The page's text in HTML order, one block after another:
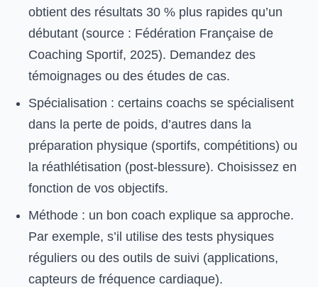
obtient des résultats 30 % plus rapides qu’un
débutant (source : Fédération Française de
Coaching Sportif, 2025). Demandez des
témoignages ou des études de cas.
Spécialisation : certains coachs se spécialisent
dans la perte de poids, d’autres dans la
préparation physique (sportifs, compétitions) ou
la réathlétisation (post-blessure). Choisissez en
fonction de vos objectifs.
Méthode : un bon coach explique sa approche.
Par exemple, s’il utilise des tests physiques
réguliers ou des outils de suivi (applications,
capteurs de fréquence cardiaque).